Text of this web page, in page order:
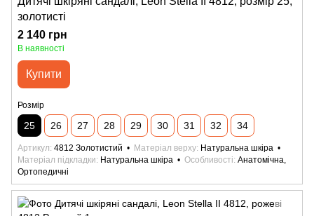
золотисті
2 140 грн
В наявності
Купити
Розмір
25 26 27 28 29 30 31 32 34
Артикул 4812 Золотистий Матеріал верху Натуральна шкіра
Матеріал підкладки
Натуральна шкіра Особливості Анатомічна,
Ортопедичні